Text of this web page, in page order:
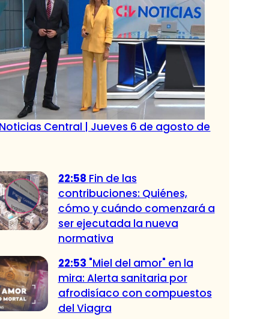
Central | Jueves 6 de agosto de
22:58 Fin de las
contribuciones: Quiénes,
cómo y cuándo comenzará a
ser ejecutada la nueva
normativa
22:53 "Miel del amor" en la
mira: Alerta sanitaria por
afrodisíaco con compuestos
del Viagra